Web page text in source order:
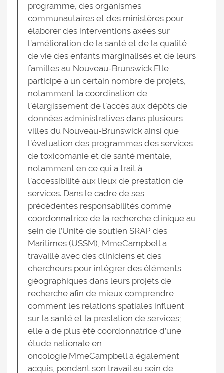
programme, des organismes
communautaires et des ministères pour
élaborer des interventions axées sur
l’amélioration de la santé et de la qualité
de vie des enfants marginalisés et de leurs
familles au Nouveau-Brunswick.Elle
participe à un certain nombre de projets,
notamment la coordination de
l’élargissement de l’accès aux dépôts de
données administratives dans plusieurs
villes du Nouveau-Brunswick ainsi que
l’évaluation des programmes des services
de toxicomanie et de santé mentale,
notamment en ce qui a trait à
l’accessibilité aux lieux de prestation de
services. Dans le cadre de ses
précédentes responsabilités comme
coordonnatrice de la recherche clinique au
sein de l’Unité de soutien SRAP des
Maritimes (USSM), MmeCampbell a
travaillé avec des cliniciens et des
chercheurs pour intégrer des éléments
géographiques dans leurs projets de
recherche afin de mieux comprendre
comment les relations spatiales influent
sur la santé et la prestation de services;
elle a de plus été coordonnatrice d’une
étude nationale en
oncologie.MmeCampbell a également
acquis, pendant son travail au sein de